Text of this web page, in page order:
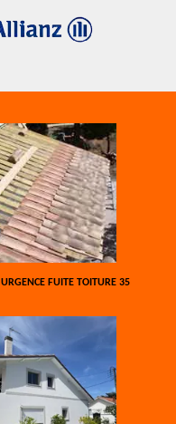
URGENCE FUITE TOITURE 35